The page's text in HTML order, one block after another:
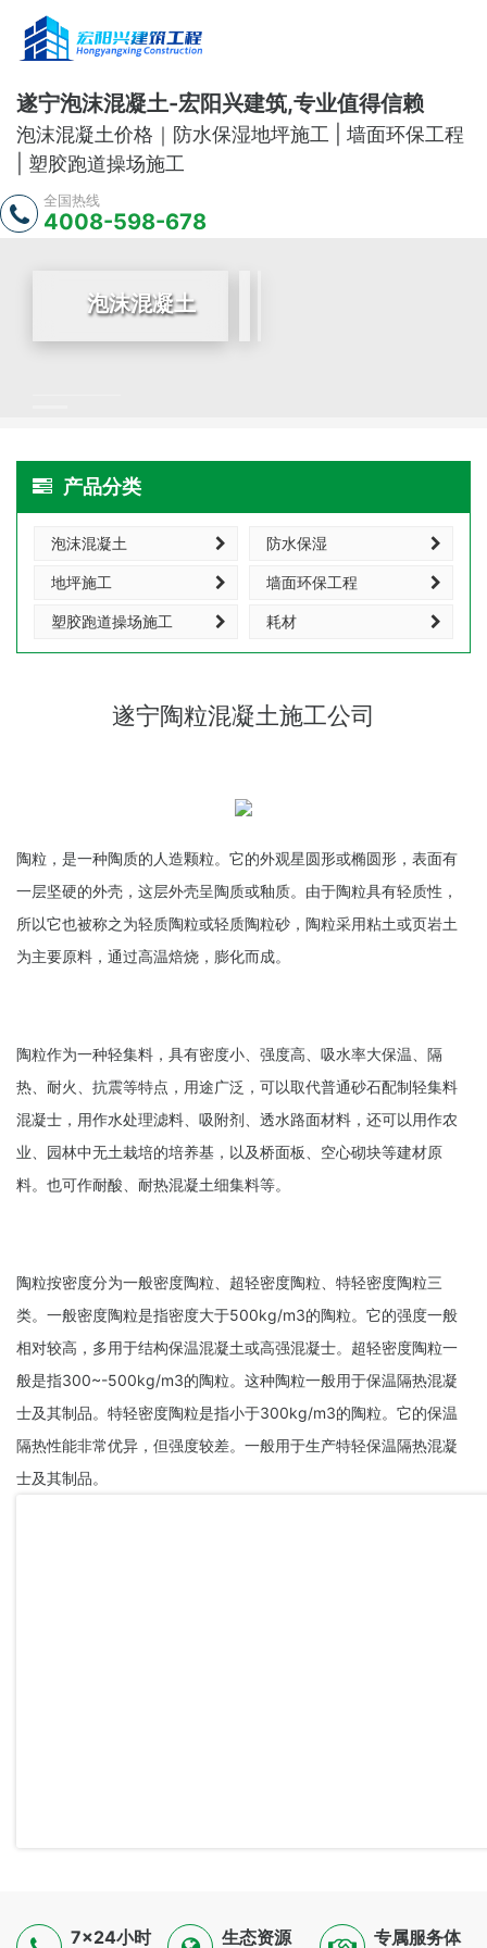
遂宁泡沫混凝土-宏阳兴建筑,专业值得信赖
泡沫混凝土价格｜防水保湿地坪施工 | 墙面环保工程
| 塑胶跑道操场施工
全国热线
4008-598-678
泡沫混凝土
产品分类
泡沫混凝土 防水保湿
地坪施工 墙面环保工程
塑胶跑道操场施工 耗材
遂宁陶粒混凝土施工公司
陶粒，是一种陶质的人造颗粒。它的外观星圆形或椭圆形，表面有
一层坚硬的外壳，这层外壳呈陶质或釉质。由于陶粒具有轻质性，
所以它也被称之为轻质陶粒或轻质陶粒砂，陶粒采用粘土或页岩土
为主要原料，通过高温焙烧，膨化而成。
陶粒作为一种轻集料，具有密度小、强度高、吸水率大保温、隔
热、耐火、抗震等特点，用途广泛，可以取代普通砂石配制轻集料
混凝士，用作水处理滤料、吸附剂、透水路面材料，还可以用作农
业、园林中无土栽培的培养基，以及桥面板、空心砌块等建材原
料。也可作耐酸、耐热混凝土细集料等。
陶粒按密度分为一般密度陶粒、超轻密度陶粒、特轻密度陶粒三
类。一般密度陶粒是指密度大于500kg/m3的陶粒。它的强度一般
相对较高，多用于结构保温混凝土或高强混凝士。超轻密度陶粒一
般是指300~-500kg/m3的陶粒。这种陶粒一般用于保温隔热混凝
士及其制品。特轻密度陶粒是指小于300kg/m3的陶粒。它的保温
隔热性能非常优异，但强度较差。一般用于生产特轻保温隔热混凝
士及其制品。
7×24小时 生态资源 专属服务体